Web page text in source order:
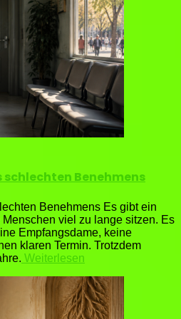
Benehmens
Benehmens Es gibt ein
viel zu lange sitzen. Es
Empfangsdame, keine
klaren Termin. Trotzdem
Weiterlesen